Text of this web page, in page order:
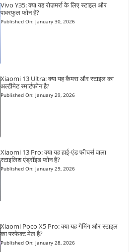
Vivo Y35: क्या यह रोज़मर्रा के लिए स्टाइल और
पावरफुल फोन है?
Published On: January 30, 2026
Xiaomi 13 Ultra: क्या यह कैमरा और स्टाइल का
अल्टीमेट स्मार्टफोन है?
Published On: January 29, 2026
Xiaomi 13 Pro: क्या यह हाई-एंड फीचर्स वाला
स्टाइलिश एंड्रॉइड फोन है?
Published On: January 29, 2026
Xiaomi Poco X5 Pro: क्या यह गेमिंग और स्टाइल
का परफेक्ट मेल है?
Published On: January 28, 2026